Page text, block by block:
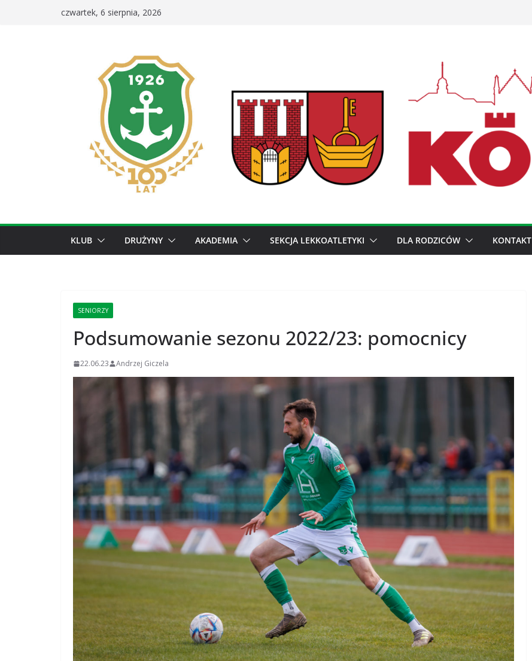
czwartek, 6 sierpnia, 2026
KLUB DRUŻYNY AKADEMIA SEKCJA LEKKOATLETYKI DLA RODZICÓW KONTAKT
SENIORZY
Podsumowanie sezonu 2022/23: pomocnicy
22.06.23 Andrzej Giczela